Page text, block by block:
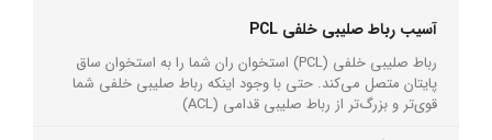
آسیب رباط صلیبی خلفی PCL
رباط صلیبی خلفی (PCL) استخوان ران شما را به استخوان ساق
پایتان متصل می‌کند. حتی با وجود اینکه رباط صلیبی خلفی شما
قوی‌تر و بزرگ‌تر از رباط صلیبی قدامی (ACL)